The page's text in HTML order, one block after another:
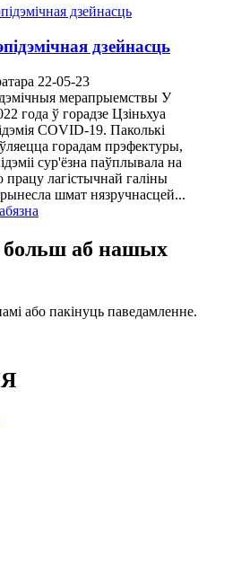
дзейнасць
22-05-23
мерапрыемствы У
года ў горадзе Цзіньхуа
COVID-19. Паколькі
горадам прэфектуры,
сур'ёзна паўплывала на
лагістычнай галіны
шмат нязручнасцей...
больш аб нашых
або пакінуць паведамленне.